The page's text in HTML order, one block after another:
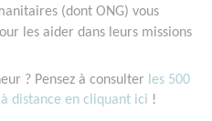
(dont ONG) vous
les aider dans leurs missions
? Pensez à consulter les 500
distance en cliquant ici !